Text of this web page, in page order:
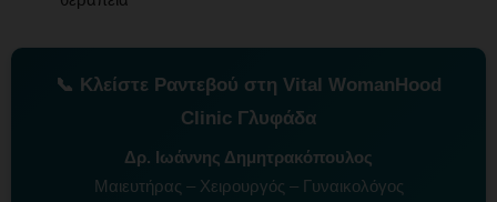
📞 Κλείστε Ραντεβού στη Vital WomanHood
Clinic Γλυφάδα
Δρ. Ιωάννης Δημητρακόπουλος
Μαιευτήρας – Χειρουργός – Γυναικολόγος